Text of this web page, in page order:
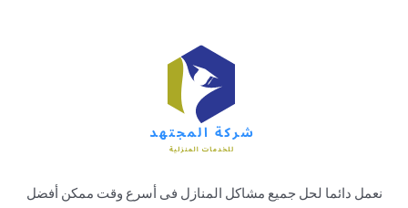
نعمل دائما لحل جميع مشاكل المنازل فى أسرع وقت ممكن أفضل